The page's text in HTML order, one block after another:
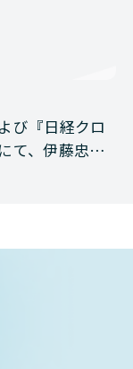
び『日経クロ
て、伊藤忠商